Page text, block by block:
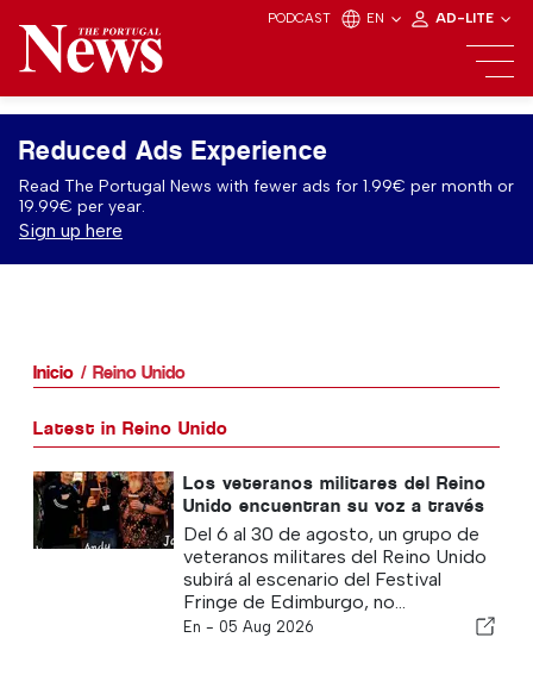
PODCAST EN AD-LITE
Reduced Ads Experience
Read The Portugal News with fewer ads for 1.99€ per month or
19.99€ per year.
Sign up here
Inicio Reino Unido
Latest in Reino Unido
Los veteranos militares del Reino
Unido encuentran su voz a través
de la risa con el regreso de
«Project Comedy» al Fringe
Del 6 al 30 de agosto, un grupo de
veteranos militares del Reino Unido
subirá al escenario del Festival
Fringe de Edimburgo, no...
En - 05 Aug 2026